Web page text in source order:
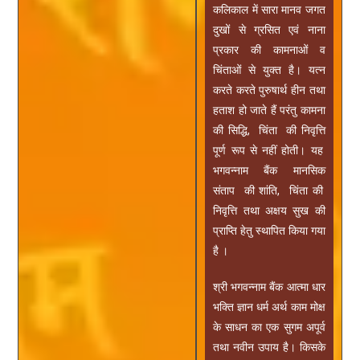
कलिकाल में सारा मानव जगत
दुखों से ग्रसित एवं नाना
प्रकार की कामनाओं व
चिंताओं से युक्त है। यत्न
करते करते पुरुषार्थ हीन तथा
हताश हो जाते हैं परंतु कामना
की सिद्धि, चिंता की निवृत्ति
पूर्ण रूप से नहीं होती। यह
भगवन्नाम बैंक मानसिक
संताप की शांति, चिंता की
निवृत्ति तथा अक्षय सुख की
प्राप्ति हेतु स्थापित किया गया
है ।
श्री भगवन्नाम बैंक आत्मा धार
भक्ति ज्ञान धर्म अर्थ काम मोक्ष
के साधन का एक सुगम अपूर्व
तथा नवीन उपाय है। किसके